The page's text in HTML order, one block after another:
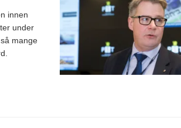
innen
under
mange